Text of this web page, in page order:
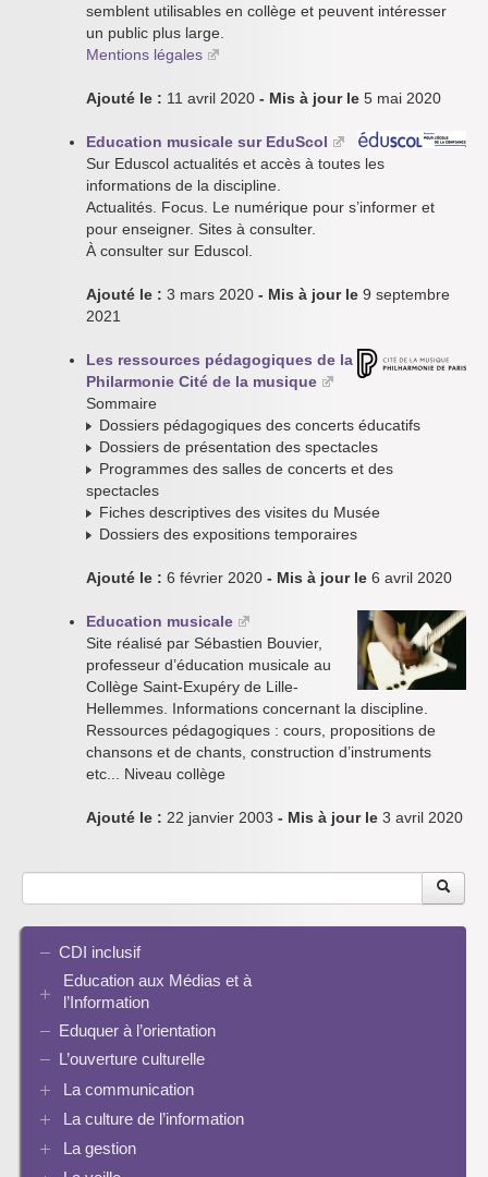
semblent utilisables en collège et peuvent intéresser
un public plus large.
Mentions légales
Ajouté le : 11 avril 2020 - Mis à jour le 5 mai 2020
Education musicale sur EduScol
Sur Eduscol actualités et accès à toutes les
informations de la discipline.
Actualités. Focus. Le numérique pour s’informer et
pour enseigner. Sites à consulter.
À consulter sur Eduscol.
Ajouté le : 3 mars 2020 - Mis à jour le 9 septembre
2021
Les ressources pédagogiques de la
Philarmonie Cité de la musique
Sommaire
Dossiers pédagogiques des concerts éducatifs
Dossiers de présentation des spectacles
Programmes des salles de concerts et des
spectacles
Fiches descriptives des visites du Musée
Dossiers des expositions temporaires
Ajouté le : 6 février 2020 - Mis à jour le 6 avril 2020
Education musicale
Site réalisé par Sébastien Bouvier,
professeur d’éducation musicale au
Collège Saint-Exupéry de Lille-
Hellemmes. Informations concernant la discipline.
Ressources pédagogiques : cours, propositions de
chansons et de chants, construction d’instruments
etc... Niveau collège
Ajouté le : 22 janvier 2003 - Mis à jour le 3 avril 2020
CDI inclusif
Education aux Médias et à
l’Information
EMI et translittératie
La culture de la participation
Identité / Présence numérique / Traces
Informatique, algorithmes et réalité augmentée
Enseigner Google
Eduquer à l’orientation
L’ouverture culturelle
La communication
Plaquettes de communication
Présence numérique du CDI
La culture de l’information
Ressources pour penser une didactique
La recherche documentaire
La gestion